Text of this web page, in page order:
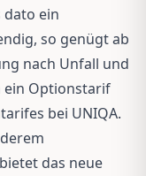
ein
so genügt ab
nach Unfall und
ein Optionstarif
bei UNIQA.
das neue